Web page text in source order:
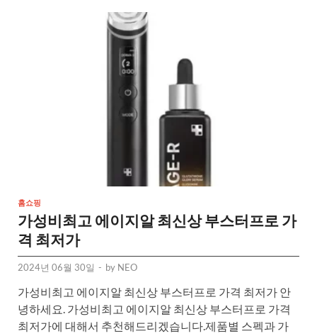
홈쇼핑
가성비최고 에이지알 최신상 부스터프로 가
격 최저가
2024년 06월 30일 - by NEO
가성비최고 에이지알 최신상 부스터프로 가격 최저가 안
녕하세요. 가성비최고 에이지알 최신상 부스터프로 가격
최저가에 대해서 추천해드리겠습니다.제품별 스펙과 가